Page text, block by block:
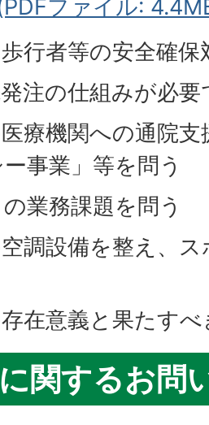
ファイル:
行者等の安全確
注の仕組みが必要
療機関への通院
事業」等を問う
業務課題を問う
調設備を整え、
在意義と果たす
関するお問